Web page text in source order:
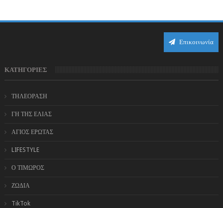
Επικοινωνία
ΚΑΤΗΓΟΡΙΕΣ
ΤΗΛΕΟΡΑΣΗ
ΓΗ ΤΗΣ ΕΛΙΑΣ
ΑΓΙΟΣ ΕΡΩΤΑΣ
LIFESTYLE
Ο ΤΙΜΩΡΟΣ
ΖΩΔΙΑ
TikTok